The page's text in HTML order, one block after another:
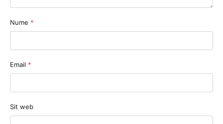
Nume *
Email *
Sit web